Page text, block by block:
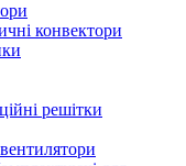
конвектори
решітки